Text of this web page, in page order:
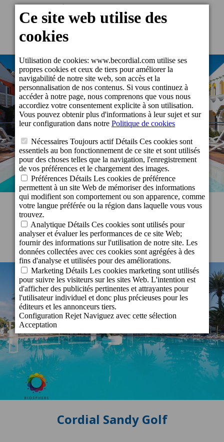
établissements
Cordial Green Golf
Cordial Sandy Golf